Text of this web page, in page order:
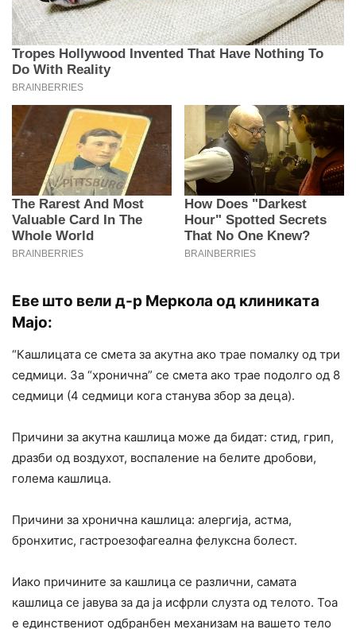
Еве што вели д-р Меркола од клиниката
Мајо:
“Кашлицата се смета за акутна ако трае помалку од три
седмици. За “хронична” се смета ако трае подолго од 8
седмици (4 седмици кога станува збор за деца).
Причини за акутна кашлица може да бидат: стид, грип,
дразби од воздухот, воспаление на белите дробови,
голема кашлица.
Причини за хронична кашлица: алергија, астма,
бронхитис, гастроезофагеална фелуксна болест.
Иако причините за кашлица се различни, самата
кашлица се јавува за да ја исфрли слузта од телото. Тоа
е единствениот одбранбен механизам на вашето тело